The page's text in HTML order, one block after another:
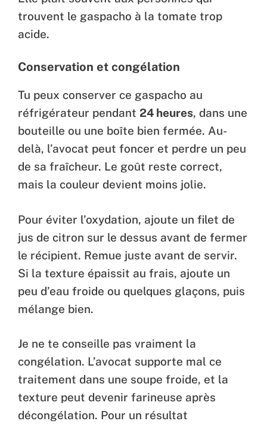
trouvent le gaspacho à la tomate trop
acide.
Conservation et congélation
Tu peux conserver ce gaspacho au
réfrigérateur pendant 24 heures, dans une
bouteille ou une boîte bien fermée. Au-
delà, l’avocat peut foncer et perdre un peu
de sa fraîcheur. Le goût reste correct,
mais la couleur devient moins jolie.
Pour éviter l’oxydation, ajoute un filet de
jus de citron sur le dessus avant de fermer
le récipient. Remue juste avant de servir.
Si la texture épaissit au frais, ajoute un
peu d’eau froide ou quelques glaçons, puis
mélange bien.
Je ne te conseille pas vraiment la
congélation. L’avocat supporte mal ce
traitement dans une soupe froide, et la
texture peut devenir farineuse après
décongélation. Pour un résultat